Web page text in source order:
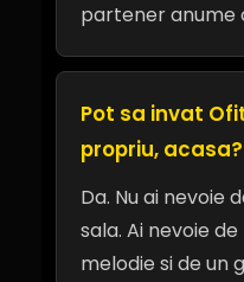
partener anume
Pot sa invat
propriu, acasa?
Da. Nu ai nevoie
sala. Ai nevoie
melodie si de un